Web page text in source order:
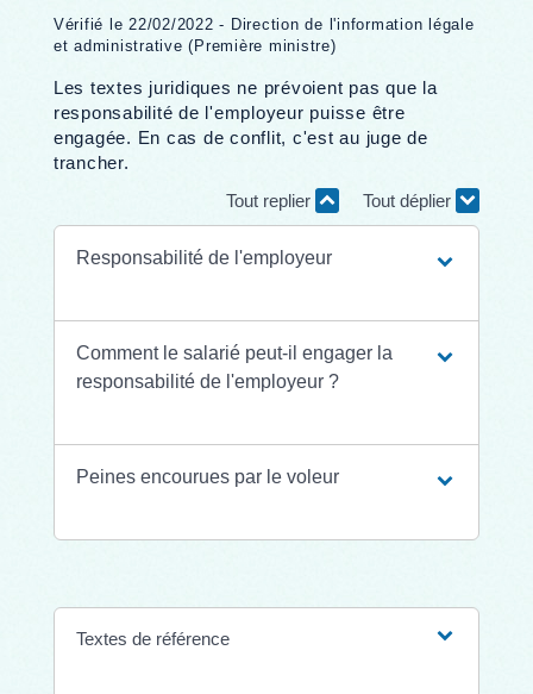
Vérifié le 22/02/2022 - Direction de l'information légale
et administrative (Première ministre)
Les textes juridiques ne prévoient pas que la
responsabilité de l'employeur puisse être
engagée. En cas de conflit, c'est au juge de
trancher.
Tout replier
Tout déplier
Responsabilité de l'employeur
Comment le salarié peut-il engager la
responsabilité de l'employeur ?
Peines encourues par le voleur
Textes de référence